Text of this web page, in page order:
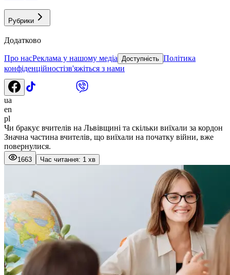
Рубрики
Додатково
Про насРеклама у нашому медіа Доступність Політика
конфіденційностізв'яжіться з нами
ua
en
pl
Чи бракує вчителів на Львівщині та скільки виїхали за кордон
Значна частина вчителів, що виїхали на початку війни, вже
повернулися.
1663 Час читання: 1 хв